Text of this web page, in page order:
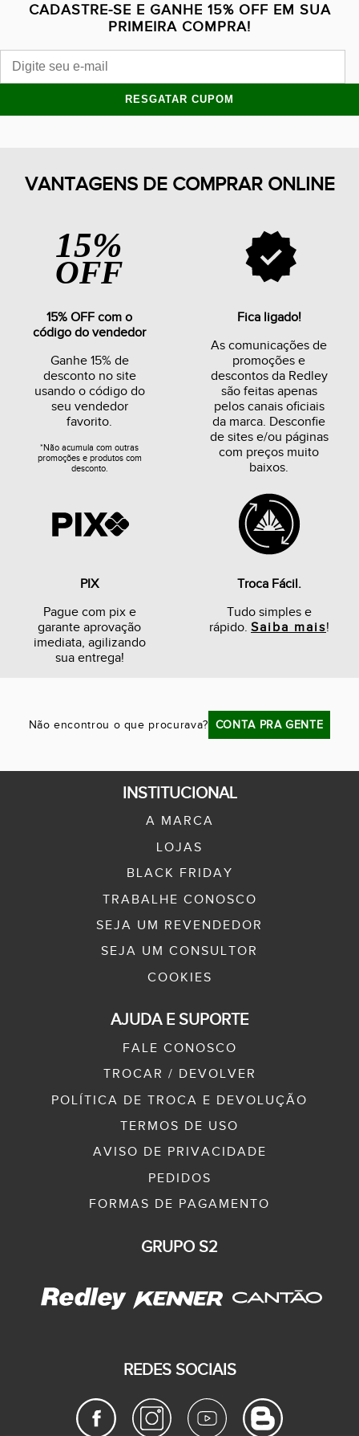
CADASTRE-SE E GANHE 15% OFF EM SUA
PRIMEIRA COMPRA!
RESGATAR CUPOM
VANTAGENS DE COMPRAR ONLINE
15%
OFF
15% OFF com o
código do vendedor
Ganhe 15% de
desconto no site
usando o código do
seu vendedor
favorito.
*Não acumula com outras
promoções e produtos com
desconto.
Fica ligado!
As comunicações de
promoções e
descontos da Redley
são feitas apenas
pelos canais oficiais
da marca. Desconfie
de sites e/ou páginas
com preços muito
baixos.
PIX
Pague com pix e
garante aprovação
imediata, agilizando
sua entrega!
Troca Fácil.
Tudo simples e
rápido. Saiba mais!
Não encontrou o que procurava? CONTA PRA GENTE
INSTITUCIONAL
A MARCA
LOJAS
BLACK FRIDAY
TRABALHE CONOSCO
SEJA UM REVENDEDOR
SEJA UM CONSULTOR
COOKIES
AJUDA E SUPORTE
FALE CONOSCO
TROCAR / DEVOLVER
POLÍTICA DE TROCA E DEVOLUÇÃO
TERMOS DE USO
AVISO DE PRIVACIDADE
PEDIDOS
FORMAS DE PAGAMENTO
GRUPO S2
REDES SOCIAIS